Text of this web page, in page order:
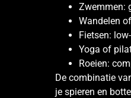
Zwemmen:
Wandelen
Fietsen:
Yoga of
Roeien:
De combinatie
je spieren en